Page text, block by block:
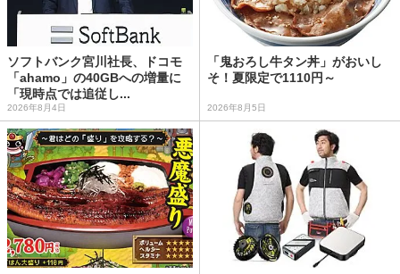
ソフトバンク宮川社長、ドコモ
「ahamo」の40GBへの増量に
「現時点では追従し...
2026年8月4日
「鬼おろし牛タン丼」がおいし
そ！夏限定で1110円～
2026年8月5日